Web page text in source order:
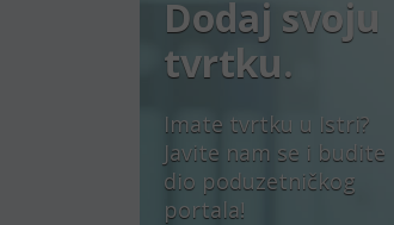
Dodaj svoju
tvrtku.
Imate tvrtku u Istri?
Javite nam se i budite
dio poduzetničkog
portala!